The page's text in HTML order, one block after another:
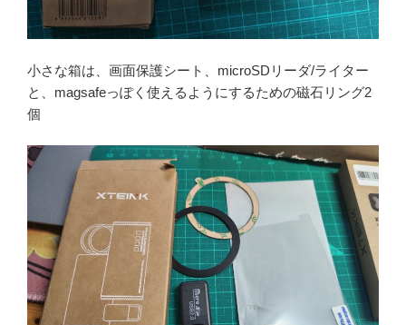
小さな箱は、画面保護シート、microSDリーダ/ライター
と、magsafeっぽく使えるようにするための磁石リング2
個